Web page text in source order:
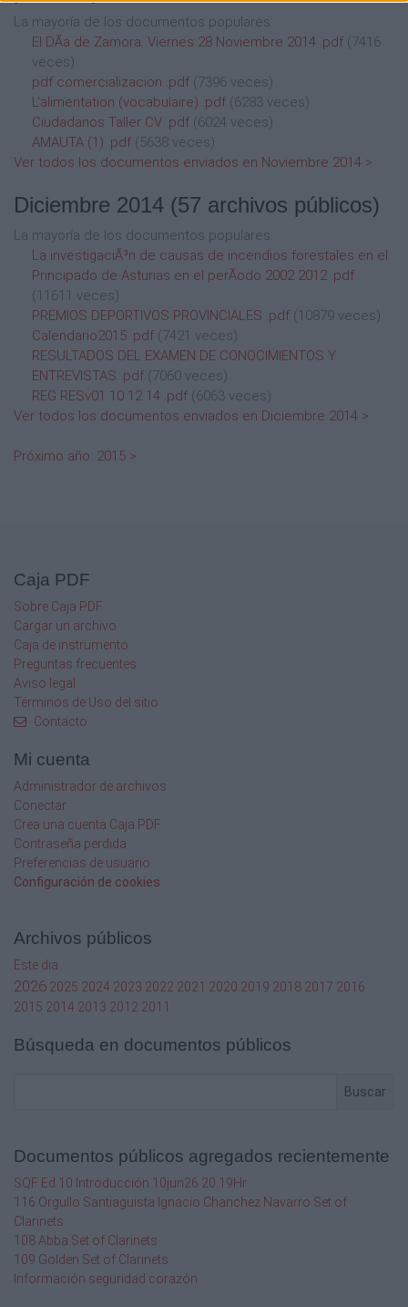
La mayoría de los documentos populares:
El DÃ­a de Zamora. Viernes 28 Noviembre 2014 .pdf (7416
veces)
pdf comercializacion .pdf (7396 veces)
L'alimentation (vocabulaire) .pdf (6283 veces)
Ciudadanos Taller CV .pdf (6024 veces)
AMAUTA (1) .pdf (5638 veces)
Ver todos los documentos enviados en Noviembre 2014 >
Diciembre 2014 (57 archivos públicos)
La mayoría de los documentos populares:
La investigaciÃ³n de causas de incendios forestales en el
Principado de Asturias en el perÃ­odo 2002 2012 .pdf
(11611 veces)
PREMIOS DEPORTIVOS PROVINCIALES .pdf (10879 veces)
Calendario2015 .pdf (7421 veces)
RESULTADOS DEL EXAMEN DE CONOCIMIENTOS Y
ENTREVISTAS .pdf (7060 veces)
REG RESv01 10 12 14 .pdf (6063 veces)
Ver todos los documentos enviados en Diciembre 2014 >
Próximo año: 2015 >
Caja PDF
Sobre Caja PDF
Cargar un archivo
Caja de instrumento
Preguntas frecuentes
Aviso legal
Términos de Uso del sitio
Contacto
Mi cuenta
Administrador de archivos
Conectar
Crea una cuenta Caja PDF
Contraseña perdida
Preferencias de usuario
Configuración de cookies
Archivos públicos
Este dia
2026 2025 2024 2023 2022 2021 2020 2019 2018 2017 2016
2015 2014 2013 2012 2011
Búsqueda en documentos públicos
Buscar
Documentos públicos agregados recientemente
SQF Ed 10 Introducción 10jun26 20.19Hr
116 Orgullo Santiaguista Ignacio Chanchez Navarro Set of
Clarinets
108 Abba Set of Clarinets
109 Golden Set of Clarinets
Información seguridad corazón